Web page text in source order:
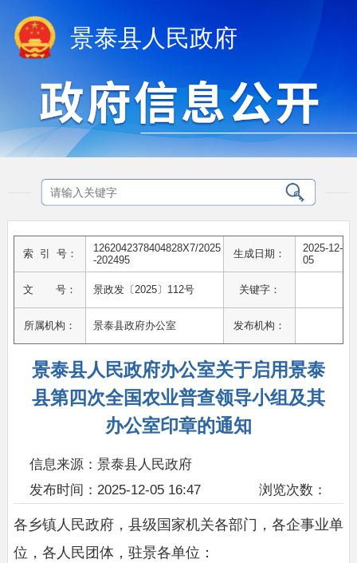
景泰县人民政府
索 引 号：
1262042378404828X7/2025
-202495
生成日期：
2025-12-
05
文 号： 景政发〔2025〕112号 关键字：
所属机构： 景泰县政府办公室 发布机构：
景泰县人民政府办公室关于启用景泰
县第四次全国农业普查领导小组及其
办公室印章的通知
信息来源：景泰县人民政府
发布时间：2025-12-05 16:47
浏览次数：
各乡镇人民政府，县级国家机关各部门，各企事业单
位，各人民团体，驻景各单位：